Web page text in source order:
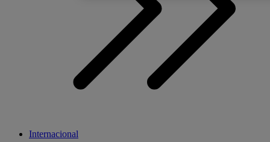
Internacional